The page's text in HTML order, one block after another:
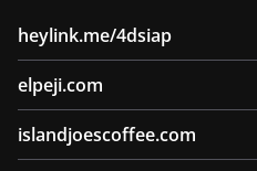
heylink.me/4dsiap
elpeji.com
islandjoescoffee.com